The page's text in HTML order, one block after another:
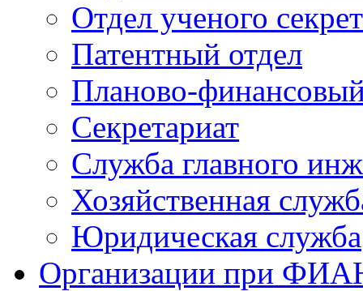
Отдел ученого
Патентный отдел
Планово-
Секретариат
Служба главного
Хозяйственная
Юридическая служба
Организации при